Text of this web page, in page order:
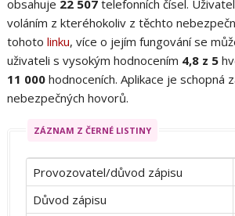
obsahuje 22 507 telefonních čísel.
voláním z kteréhokoliv z těchto
tohoto linku, více o jejím fungování se
uživateli s vysokým hodnocením 4,8 z 5
11 000 hodnoceních. Aplikace je schopná
nebezpečných hovorů.
ZÁZNAM Z ČERNÉ LISTINY
Provozovatel/důvod zápisu
Důvod zápisu